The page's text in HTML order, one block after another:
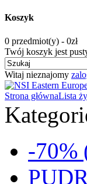
Koszyk
0 przedmiot(y) - 0zł
Twój koszyk jest
Witaj nieznajomy
Strona głównaLista
-70%